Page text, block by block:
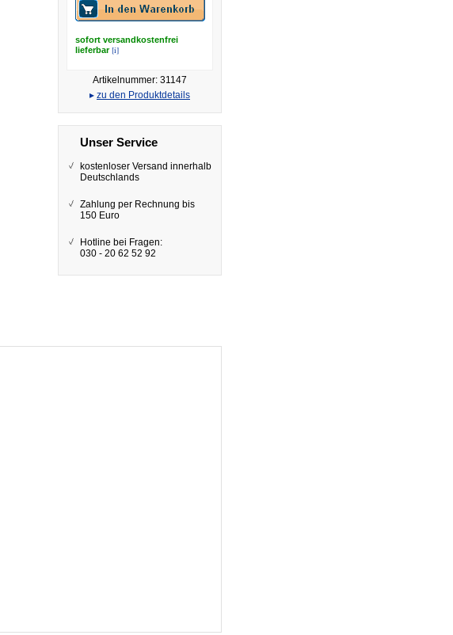
sofort versandkostenfrei
lieferbar[i]
Artikelnummer: 31147
▸ zu den Produktdetails
Unser Service
kostenloser Versand innerhalb
Deutschlands
Zahlung per Rechnung bis
150 Euro
Hotline bei Fragen:
030 - 20 62 52 92